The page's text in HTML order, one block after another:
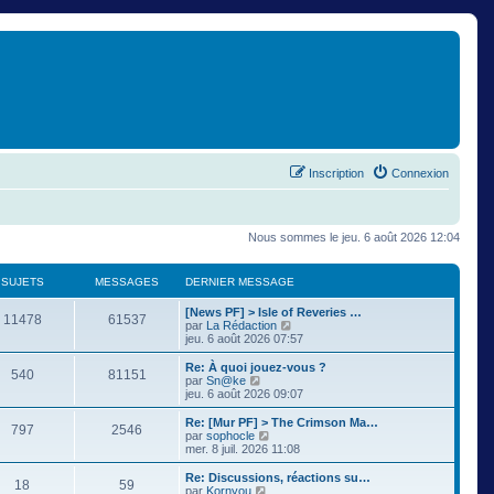
Connexion
Inscription
Nous sommes le jeu. 6 août 2026 12:04
SUJETS MESSAGES DERNIER MESSAGE
11478 61537
[News PF] > Isle of Reveries …
par La Rédaction
o
n
s
l
e
r
l
e
d
e
jeu. 6 août 2026 07:57
540 81151
Re: À quoi jouez-vous ?
par Sn@ke
o
n
s
u
l
r
jeu. 6 août 2026 09:07
797 2546
Re: [Mur PF] > The Crimson Ma…
par sophocle
o
n
s
mer. 8 juil. 2026 11:08
18 59
Re: Discussions, réactions su…
par Kornyou